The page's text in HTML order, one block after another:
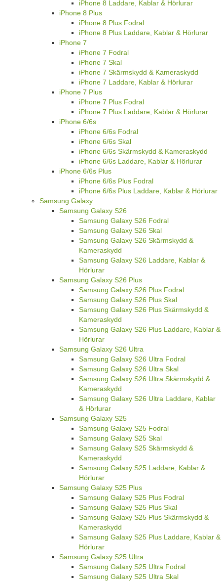
iPhone 8 Laddare, Kablar & Hörlurar
iPhone 8 Plus
iPhone 8 Plus Fodral
iPhone 8 Plus Laddare, Kablar & Hörlurar
iPhone 7
iPhone 7 Fodral
iPhone 7 Skal
iPhone 7 Skärmskydd & Kameraskydd
iPhone 7 Laddare, Kablar & Hörlurar
iPhone 7 Plus
iPhone 7 Plus Fodral
iPhone 7 Plus Laddare, Kablar & Hörlurar
iPhone 6/6s
iPhone 6/6s Fodral
iPhone 6/6s Skal
iPhone 6/6s Skärmskydd & Kameraskydd
iPhone 6/6s Laddare, Kablar & Hörlurar
iPhone 6/6s Plus
iPhone 6/6s Plus Fodral
iPhone 6/6s Plus Laddare, Kablar & Hörlurar
Samsung Galaxy
Samsung Galaxy S26
Samsung Galaxy S26 Fodral
Samsung Galaxy S26 Skal
Samsung Galaxy S26 Skärmskydd &
Kameraskydd
Samsung Galaxy S26 Laddare, Kablar &
Hörlurar
Samsung Galaxy S26 Plus
Samsung Galaxy S26 Plus Fodral
Samsung Galaxy S26 Plus Skal
Samsung Galaxy S26 Plus Skärmskydd &
Kameraskydd
Samsung Galaxy S26 Plus Laddare, Kablar &
Hörlurar
Samsung Galaxy S26 Ultra
Samsung Galaxy S26 Ultra Fodral
Samsung Galaxy S26 Ultra Skal
Samsung Galaxy S26 Ultra Skärmskydd &
Kameraskydd
Samsung Galaxy S26 Ultra Laddare, Kablar
& Hörlurar
Samsung Galaxy S25
Samsung Galaxy S25 Fodral
Samsung Galaxy S25 Skal
Samsung Galaxy S25 Skärmskydd &
Kameraskydd
Samsung Galaxy S25 Laddare, Kablar &
Hörlurar
Samsung Galaxy S25 Plus
Samsung Galaxy S25 Plus Fodral
Samsung Galaxy S25 Plus Skal
Samsung Galaxy S25 Plus Skärmskydd &
Kameraskydd
Samsung Galaxy S25 Plus Laddare, Kablar &
Hörlurar
Samsung Galaxy S25 Ultra
Samsung Galaxy S25 Ultra Fodral
Samsung Galaxy S25 Ultra Skal